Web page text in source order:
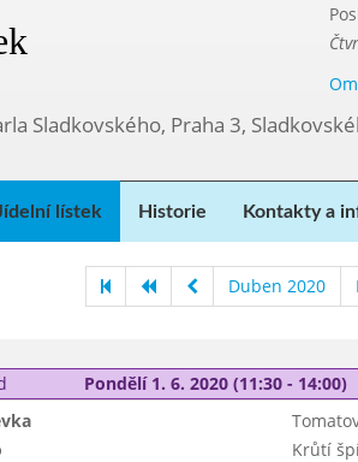
Sladkovského, Praha 3,
lístek Historie Kontakty a
Duben 2020
Pondělí 1. 6. 2020 (11:30 - 14:00)
Krůtí